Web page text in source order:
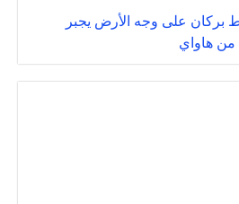
بركان على وجه الأرض يجبر
من هاواي